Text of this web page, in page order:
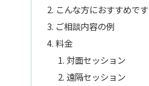
こんな方におすすめです
ご相談内容の例
料金
対面セッション
遠隔セッション